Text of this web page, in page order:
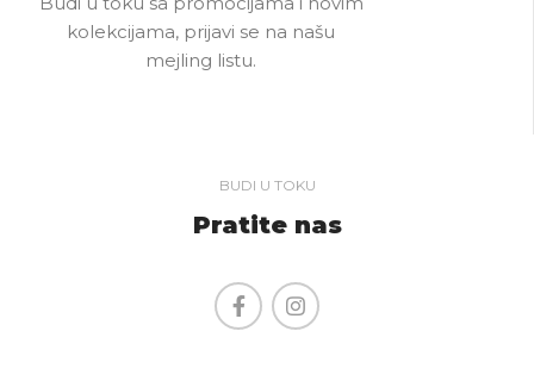
kolekcijama, prijavi se na našu
mejling listu.
BUDI U TOKU
Pratite nas